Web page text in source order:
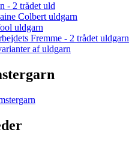
- 2 trådet uld
Colbert uldgarn
uldgarn
Fremme - 2 trådet uldgarn
af uldgarn